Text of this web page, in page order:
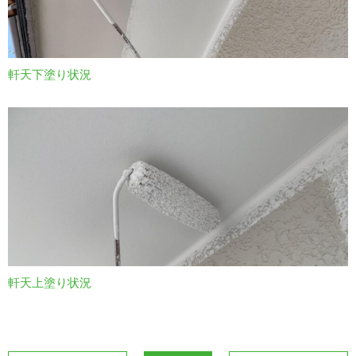
軒天下塗り状況
軒天上塗り状況